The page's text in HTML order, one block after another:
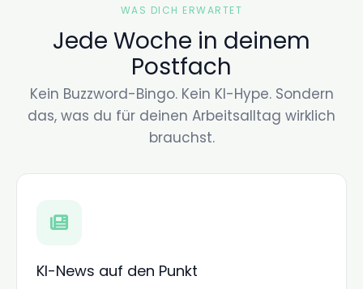
WAS DICH ERWARTET
Jede Woche in deinem
Postfach
Kein Buzzword-Bingo. Kein KI-Hype. Sondern
das, was du für deinen Arbeitsalltag wirklich
brauchst.
KI-News auf den Punkt